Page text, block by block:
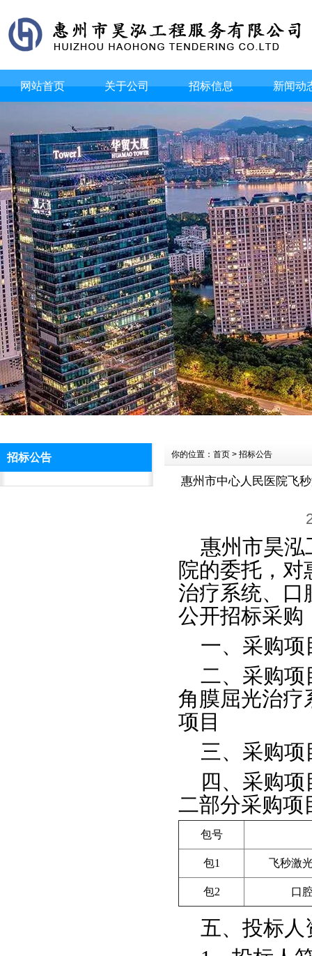
网站首页 关于公司 招标信息 新闻动
招标公告 你的位置：首页 > 招标公告
惠州市中心人民医院飞
惠州市昊泓
院的委托，
治疗系统、口
公开招标采购
一、采购项
二、采购项
角膜屈光治疗
项目
三、采购
四、采购
二部分采购项
包号
包1 飞秒激
包2 口
五、投标人